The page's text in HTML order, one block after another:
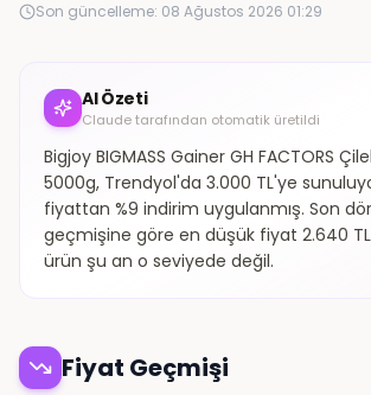
Son güncelleme: 08 Ağustos 2026 01:29
AI Özeti
Claude tarafından otomatik üretildi
Bigjoy BIGMASS Gainer GH FACTORS
5000g, Trendyol'da 3.000 TL'ye
fiyattan %9 indirim uygulanmış. Son
geçmişine göre en düşük fiyat 2.640
ürün şu an o seviyede değil.
Fiyat Geçmişi